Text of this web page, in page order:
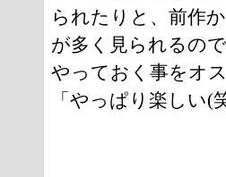
られたりと、前作
が多く見られるの
やっておく事をオ
「やっぱり楽しい(